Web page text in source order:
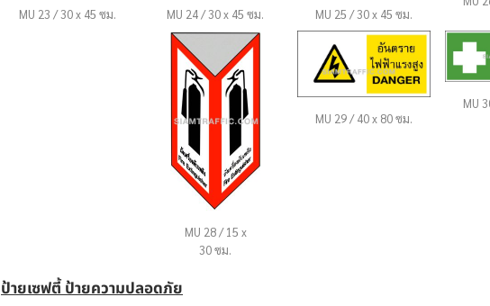
MU 23 / 30 x 45 ซม. MU 24 / 30 x 45 ซม. MU 25 / 30 x 45 ซม.
MU 28 / 15 x
30 ซม.
MU 29 / 40 x 80 ซม.
MU
ป้ายเซฟตี้ ป้ายความปลอดภัย